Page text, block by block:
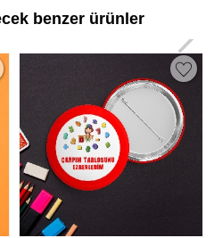
benzer ürünler